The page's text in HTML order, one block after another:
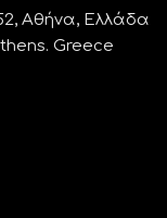
Αθήνα, Ελλάδα
Greece